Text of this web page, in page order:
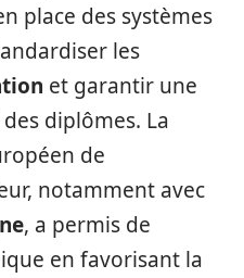
place des systèmes
les
et garantir une
diplômes. La
de
notamment avec
, a permis de
en favorisant la